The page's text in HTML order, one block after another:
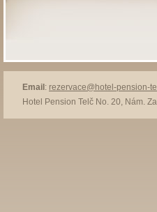
Email : rezervace@hotel-pension-
Hotel Pension Telč No. 20, Nám.